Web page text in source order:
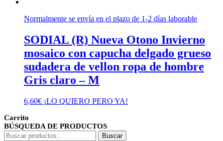
Normalmente se envía en el plazo de 1-2 días laborable
SODIAL (R) Nueva Otono Invierno
mosaico con capucha delgado grueso
sudadera de vellon ropa de hombre
Gris claro – M
6,60€ ¡LO QUIERO PERO YA!
Carrito
BÚSQUEDA DE PRODUCTOS
Buscar
Buscar